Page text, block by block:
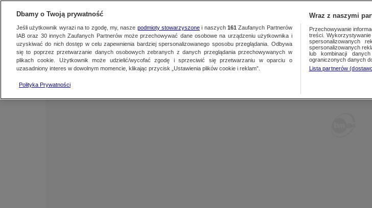
FAKTY PO FAKTACH FAKTY O
Dbamy o Twoją prywatność
Jeśli użytkownik wyrazi na to zgodę, my, nasze podmioty stowarzyszonei naszych 161 Zaufanych Partnerów
IAB oraz 30innych Zaufanych Partnerów może przechowywać dane osobowe na urządzeniu użytkownika i
uzyskiwać do nich dostęp w celu zapewnienia bardziej spersonalizowanego sposobu przeglądania. Odbywa
się to poprzez przetwarzanie danych osobowych zebranych z danych przeglądania przechowywanych w
plikach cookie. Użytkownik może udzielić/wycofać zgodę i sprzeciwić się przetwarzaniu w oparciu o
uzasadniony interes w dowolnym momencie, klikając przycisk „Ustawienia plików cookie i reklam”.
Polityka Prywatności
Wraz z naszymi
Przechowywanie
treści.
spersonalizowanych
spersonalizowanych
lub kombinacji
ograniczonych danych
Lista partnerów